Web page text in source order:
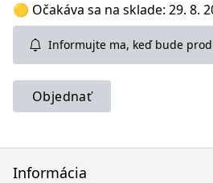
🟡 Očakáva sa na sklade: 29. 8.
Informujte ma, keď bude
Objednať
Informácia